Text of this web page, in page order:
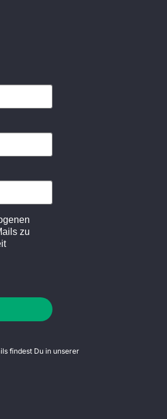
zu
findest Du in unserer